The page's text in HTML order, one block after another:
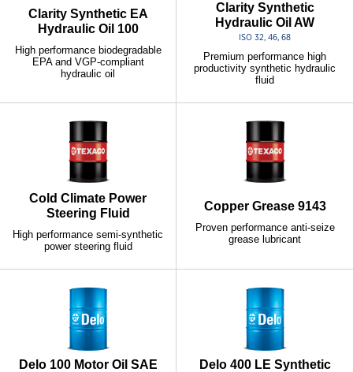
Clarity Synthetic EA
Hydraulic Oil 100
High performance biodegradable
EPA and VGP-compliant
hydraulic oil
Clarity Synthetic
Hydraulic Oil AW
ISO 32, 46, 68
Premium performance high
productivity synthetic hydraulic
fluid
Cold Climate Power
Steering Fluid
High performance semi-synthetic
power steering fluid
Copper Grease 9143
Proven performance anti-seize
grease lubricant
Delo 100 Motor Oil SAE
Delo 400 LE Synthetic